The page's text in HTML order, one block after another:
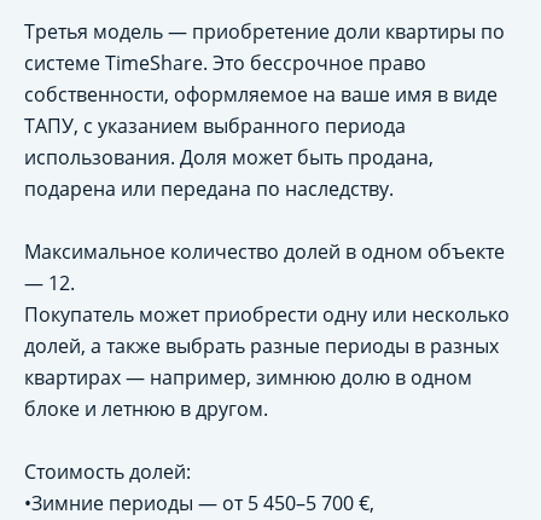
Третья модель — приобретение доли квартиры по
системе TimeShare. Это бессрочное право
собственности, оформляемое на ваше имя в виде
ТАПУ, с указанием выбранного периода
использования. Доля может быть продана,
подарена или передана по наследству.
Максимальное количество долей в одном объекте
— 12.
Покупатель может приобрести одну или несколько
долей, а также выбрать разные периоды в разных
квартирах — например, зимнюю долю в одном
блоке и летнюю в другом.
Стоимость долей:
•Зимние периоды — от 5 450–5 700 €,